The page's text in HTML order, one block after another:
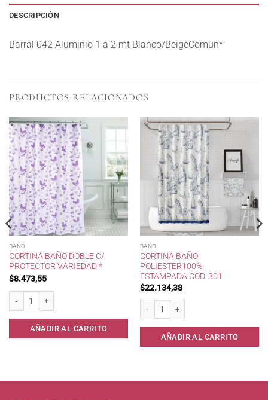
DESCRIPCIÓN
Barral 042 Aluminio 1 a 2 mt Blanco/BeigeComun*
PRODUCTOS RELACIONADOS
BAÑO
CORTINA BAÑO DOBLE C/
PROTECTOR VARIEDAD *
$8.473,55
Cortina Baño Doble c/ protector Variedad * cantidad
AÑADIR AL CARRITO
BAÑO
CORTINA BAÑO
POLIESTER100%
ESTAMPADA.COD. 301
$22.134,38
Cortina Baño Poliester100%
AÑADIR AL CARRITO
Kolor * cantidad